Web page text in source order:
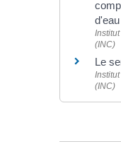
d'eau
(INC)
Le
(INC)